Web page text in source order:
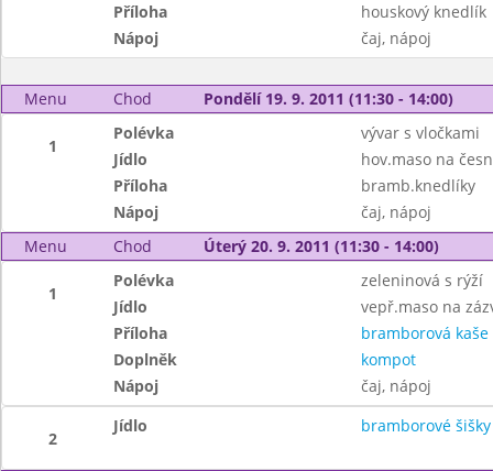
Příloha
houskový knedlík
Nápoj
čaj, nápoj
Menu Chod Pondělí 19. 9. 2011 (11:30 - 14:00)
1
Polévka
vývar s vločkami
Jídlo
hov.maso na
Příloha
bramb.knedlíky
Nápoj
čaj, nápoj
Menu
Chod Úterý 20. 9. 2011 (11:30 - 14:00)
1
Polévka
zeleninová s rýží
Jídlo
vepř.maso na
Příloha
bramborová kaše
Doplněk
kompot
Nápoj
čaj, nápoj
2
Jídlo bramborové